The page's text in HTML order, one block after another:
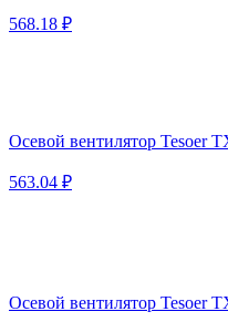
568.18 ₽
Осевой вентилятор Tesoer
563.04 ₽
Осевой вентилятор Tesoer